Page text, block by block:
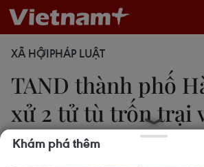
XÃ HỘIPHÁP LUẬT
​TAND thành phố
xử 2 tử tù trốn trại
8/5
Khám phá thêm